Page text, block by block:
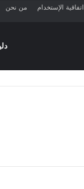
اتفاقية الإستخدام من نحن